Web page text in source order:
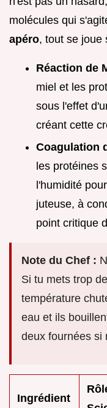
molécules qui
apéro, tout se joue
Réaction de
miel et les
sous l'effet
créant cette
Coagulation
les protéines
l'humidité
juteuse, à
point critique
Note du Chef :
Si tu mets trop
température
eau et ils
deux fournées si
Ingrédient